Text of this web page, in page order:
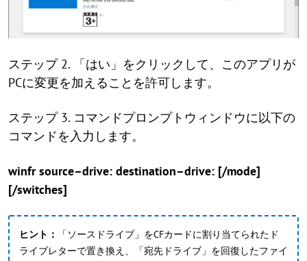
ステップ 2. 「はい」をクリックして、このアプリが
PCに変更を加えることを許可します。
ステップ 3. コマンドプロンプトウィンドウに以下の
コマンドを入力します。
winfr source–drive: destination–drive: [/mode]
[/switches]
ヒント：
「ソースドライブ」をCFカードに割り当てられたド
ライブレターで置き換え、「宛先ドライブ」を回復したファイ